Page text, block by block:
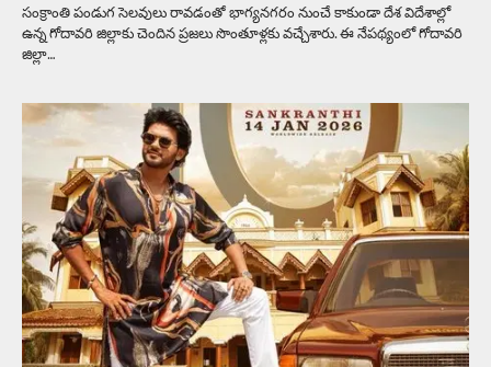
సంక్రాంతి పండుగ సెలవులు రావడంతో భాగ్యనగరం నుంచే కాకుండా దేశ విదేశాల్లో
ఉన్న గోదావరి జిల్లాకు చెందిన ప్రజలు సొంతూళ్లకు వచ్చేశారు. ఈ నేపథ్యంలో గోదావరి
జిల్లా…